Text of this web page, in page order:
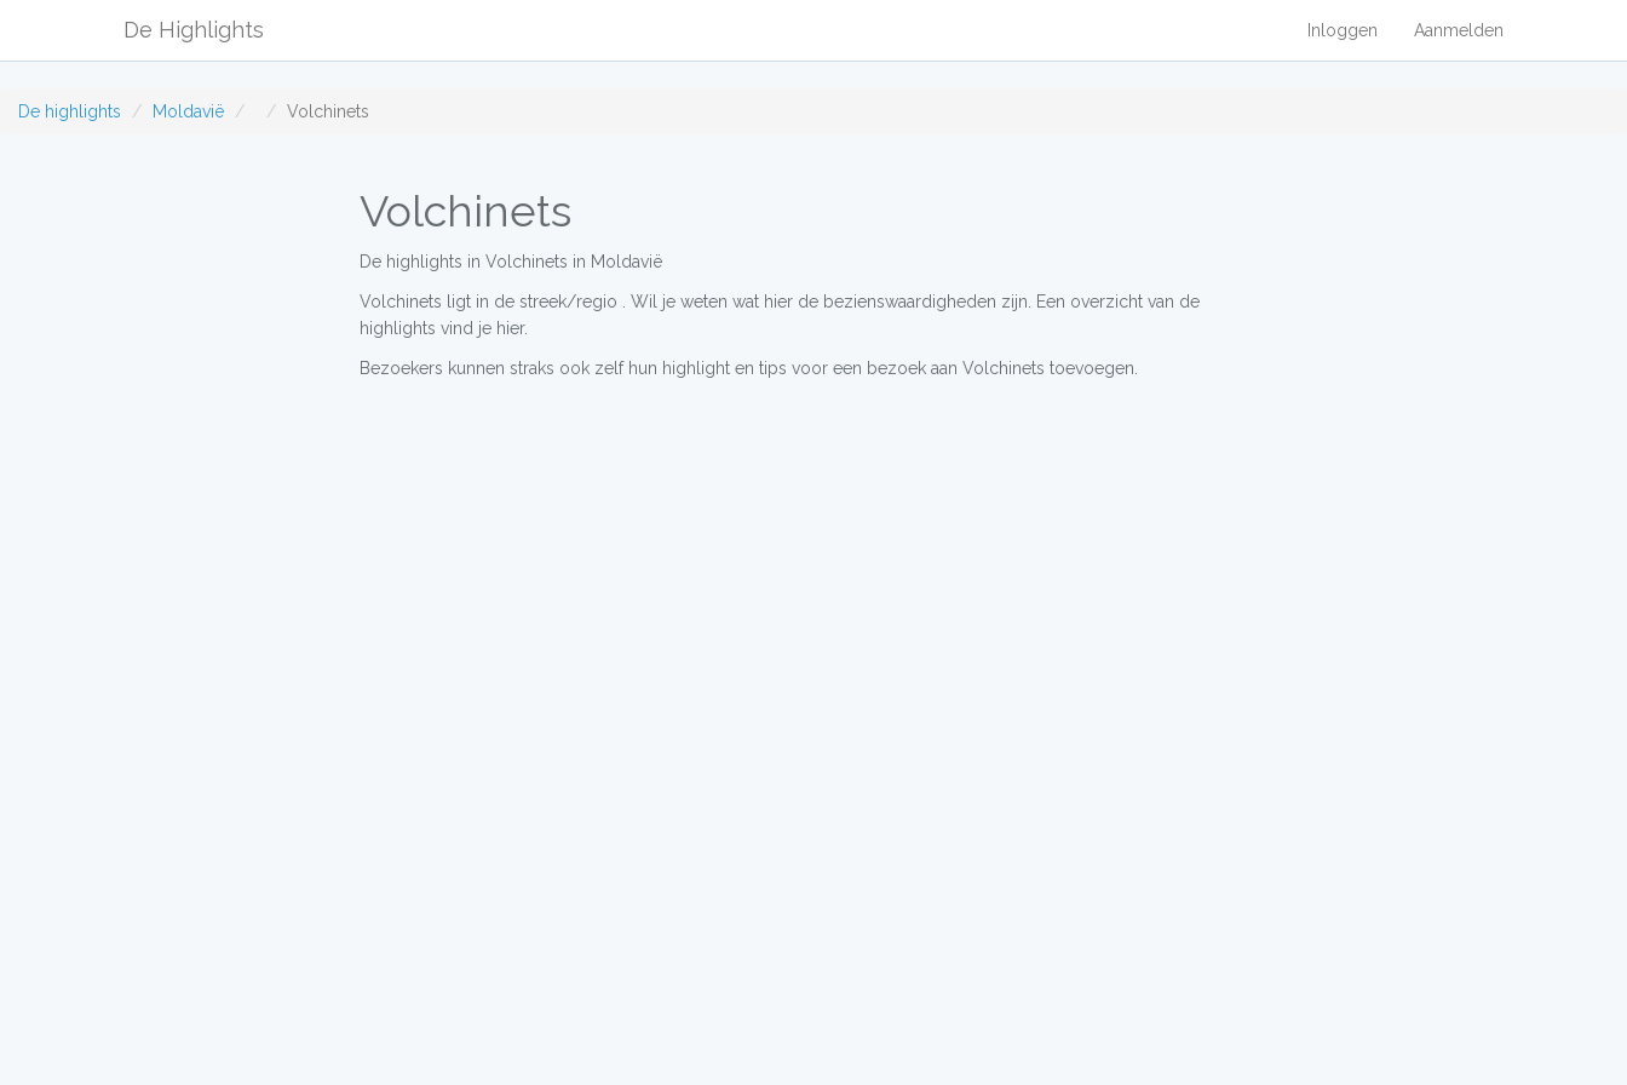
De Highlights Inloggen Aanmelden
De highlights Moldavië Volchinets
Volchinets
De highlights in Volchinets in Moldavië
Volchinets ligt in de streek/regio . Wil je weten wat hier de bezienswaardigheden zijn. Een overzicht van de
highlights vind je hier.
Bezoekers kunnen straks ook zelf hun highlight en tips voor een bezoek aan Volchinets toevoegen.